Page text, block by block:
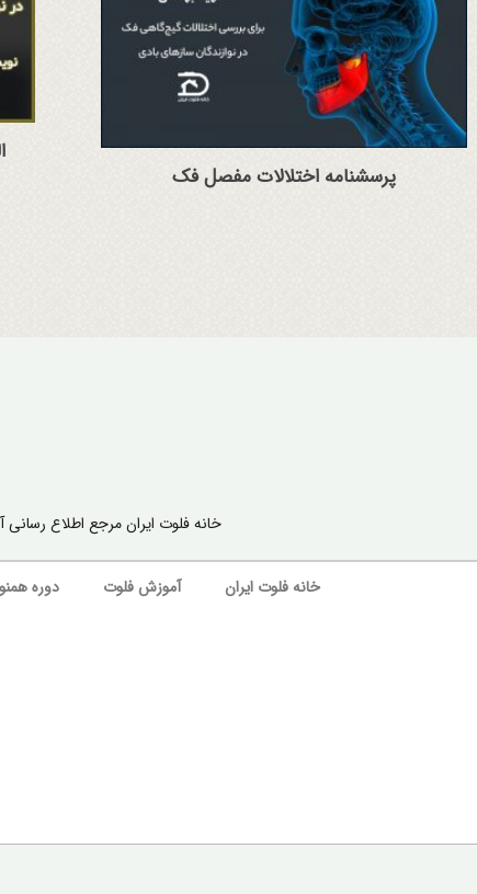
پرسشنامه اختلالات مفصل فک
خانه فلوت ایران مرجع اطلاع
خانه فلوت ایران آموزش فلوت دوره